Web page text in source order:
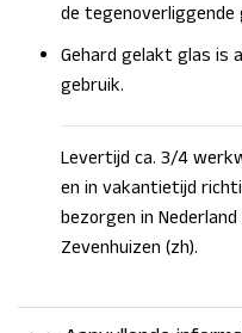
de tegenoverliggende
Gehard gelakt glas is
gebruik.
Levertijd ca. 3/4
en in vakantietijd
bezorgen in
Zevenhuizen (zh).